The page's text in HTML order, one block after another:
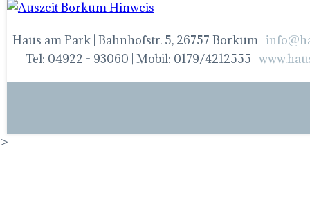
Haus am Park | Bahnhofstr. 5, 26757 Borkum |
Tel: 04922 - 93060 | Mobil: 0179/4212555 |
>